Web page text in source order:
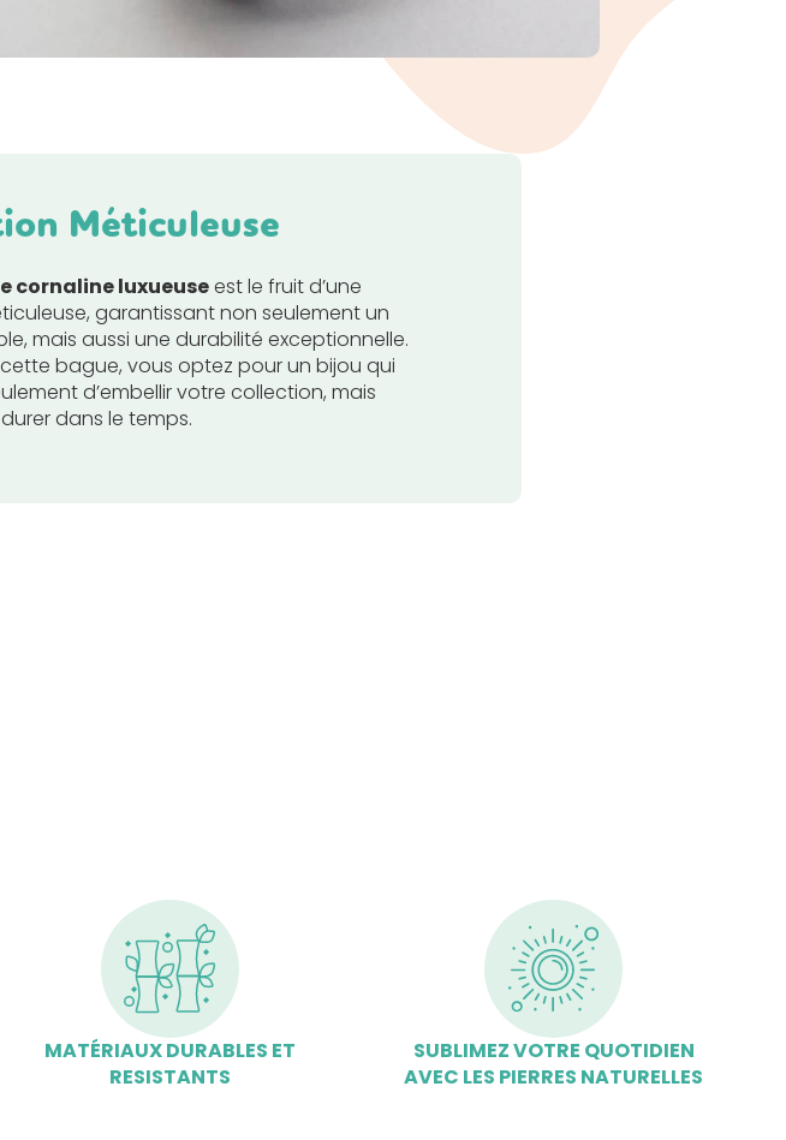
Méticuleuse
cornaline luxueuseest le fruit d’une
garantissant non seulement un
mais aussi une durabilité exceptionnelle.
bague, vous optez pour un bijou qui
d’embellir votre collection, mais
dans le temps.
MATÉRIAUX DURABLES ET
RESISTANTS
SUBLIMEZ VOTRE QUOTIDIEN
AVEC LES PIERRES NATURELLES